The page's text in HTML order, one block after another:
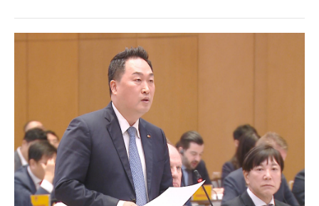
trình thu hút sự tham gia của đông đảo đại biểu đến
từ các cơ quan quản lý nhà nước, đơn vị nghiên cứu,
doanh nghiệp, hợp tác xã và nông dân đang trực
tiếp triển khai mô hình sản xuất lúa phát thải thấp.